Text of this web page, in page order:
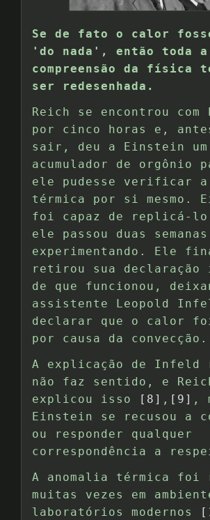
Se de fato o calor
'do nada', então toda a
compreensão da física
ser redesenhada.
Reich se encontrou com
por cinco horas e,
sair, deu a Einstein um
acumulador de orgônio
ele pudesse verificar a
térmica por si mesmo.
foi capaz de replicá-lo
ele passou duas semanas
experimentando. Ele
retirou sua
de que funcionou,
assistente Leopold
declarar que o calor
por causa da convecção.
A explicação de Infeld
não faz sentido, e
explicou isso
[8] , [9] ,
Einstein se recusou a
ou responder qualquer
correspondência a
A anomalia térmica foi
muitas vezes em
laboratórios modernos